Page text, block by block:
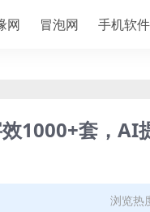
网 冒泡网 手机软件
效1000+套，
浏览热